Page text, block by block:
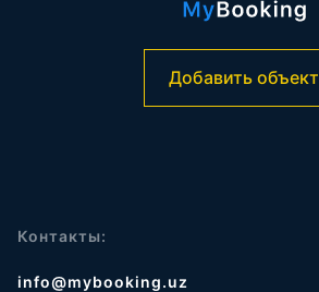
Добавить объект
Контакты:
info@mybooking.uz